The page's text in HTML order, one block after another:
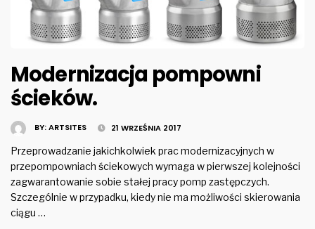
Modernizacja pompowni
ścieków.
BY:ARTSITES 21 WRZEŚNIA 2017
Przeprowadzanie jakichkolwiek prac modernizacyjnych w
przepompowniach ściekowych wymaga w pierwszej kolejności
zagwarantowanie sobie stałej pracy pomp zastępczych.
Szczególnie w przypadku, kiedy nie ma możliwości skierowania
ciągu …